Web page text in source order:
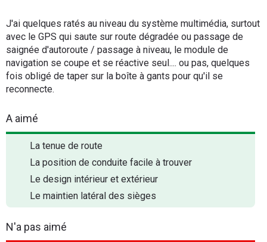
J'ai quelques ratés au niveau du système multimédia, surtout
avec le GPS qui saute sur route dégradée ou passage de
saignée d'autoroute / passage à niveau, le module de
navigation se coupe et se réactive seul.... ou pas, quelques
fois obligé de taper sur la boîte à gants pour qu'il se
reconnecte.
A aimé
La tenue de route
La position de conduite facile à trouver
Le design intérieur et extérieur
Le maintien latéral des sièges
N'a pas aimé